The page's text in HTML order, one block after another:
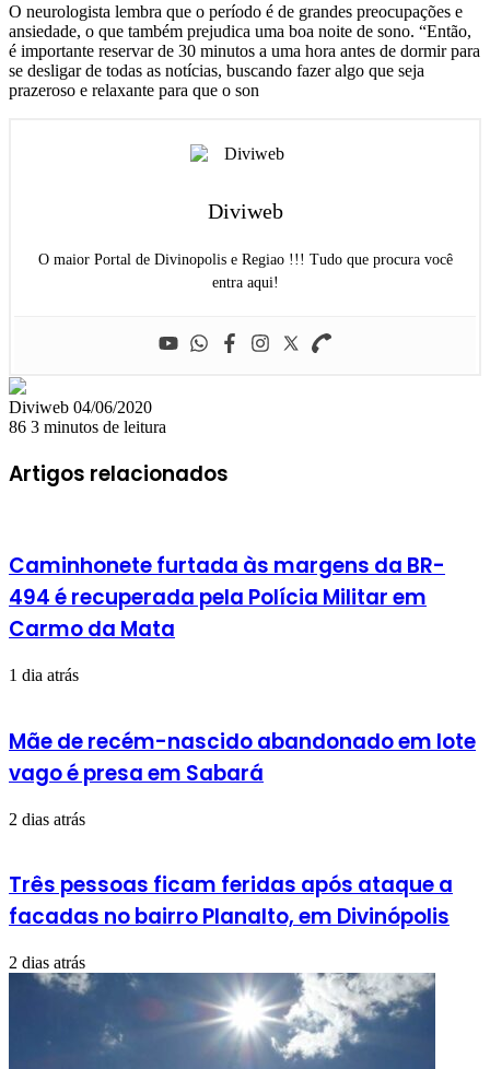
O neurologista lembra que o período é de grandes preocupações e
ansiedade, o que também prejudica uma boa noite de sono. “Então,
é importante reservar de 30 minutos a uma hora antes de dormir para
se desligar de todas as notícias, buscando fazer algo que seja
prazeroso e relaxante para que o son
Diviweb
O maior Portal de Divinopolis e Regiao !!! Tudo que procura você
entra aqui!
Diviweb Mande
um
mail
04/06/2020
86 3 minutos de leitura
Artigos relacionados
Caminhonete furtada às margens da BR-
494 é recuperada pela Polícia Militar em
Carmo da Mata
1 dia atrás
Mãe de recém-nascido abandonado em lote
vago é presa em Sabará
2 dias atrás
Três pessoas ficam feridas após ataque a
facadas no bairro Planalto, em Divinópolis
2 dias atrás